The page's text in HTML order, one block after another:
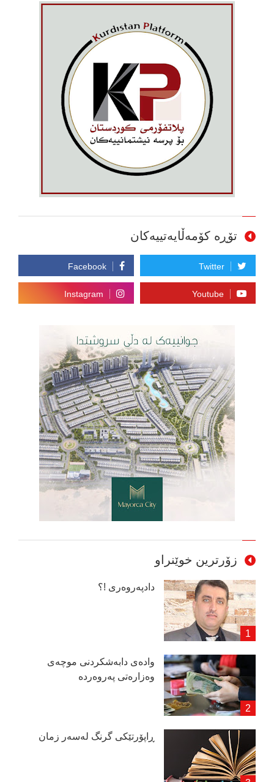
تۆڕە کۆمەڵایەتییەکان
زۆرترین خوێنراو
دادپەروەری !؟
وادەی دابەشكردنی موچەی
وەزارەتی پەروەردە
ڕاپۆرتێكی گرنگ لەسەر زمان